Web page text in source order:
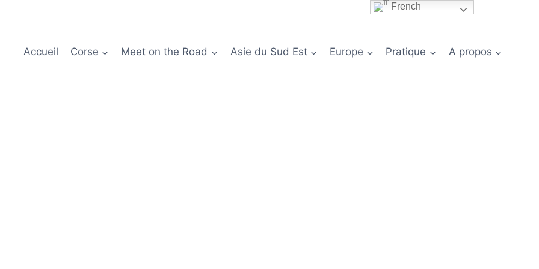
Accueil
Corse Meet on the Road Asie du Sud Est Europe Pratique A propos
French